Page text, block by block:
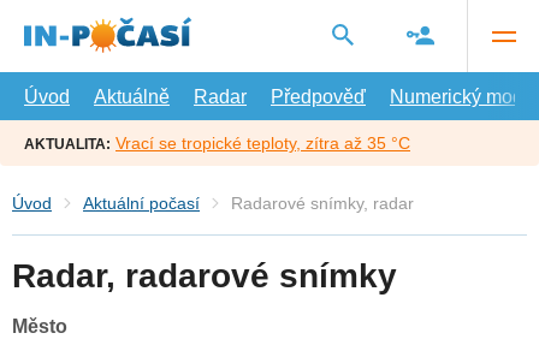
hlavní
Úvod
Aktuálně Radar Předpověď Numerický model
AKTUALITA: Vrací se tropické teploty, zítra až 35 °C
Úvod Aktuální počasí Radarové snímky, radar
Radar, radarové snímky
Město